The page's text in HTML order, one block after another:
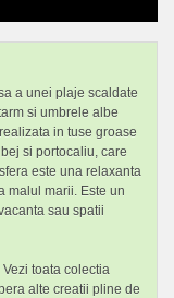
a unei plaje scaldate
si umbrele albe
in tuse groase
si portocaliu, care
este una relaxanta
malul marii. Este un
sau spatii
Vezi toata colectia
alte creatii pline de